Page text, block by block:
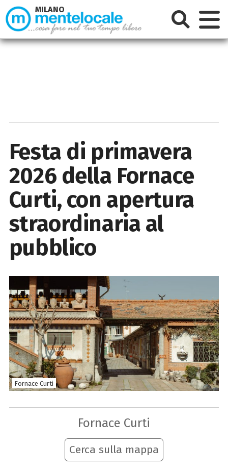
Festa di primavera
2026 della Fornace
Curti, con apertura
straordinaria al
pubblico
Fornace Curti
Fornace Curti
Cerca sulla mappa
MILANO